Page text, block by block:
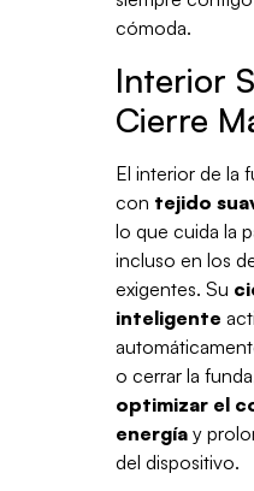
cómoda.
Interior
Cierre
El interior de la
con tejido
lo que cuida la
incluso en los
exigentes. Su
inteligente
o cerrar la
optimizar el
energíay
del dispositivo.